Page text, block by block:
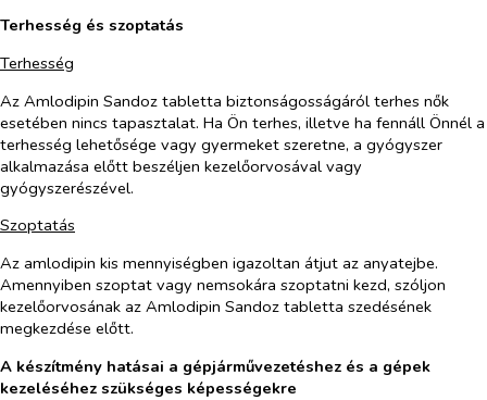
Terhesség és szoptatás
Terhesség
Az Amlodipin Sandoz tabletta biztonságosságáról terhes nők
esetében nincs tapasztalat. Ha Ön terhes, illetve ha fennáll Önnél a
terhesség lehetősége vagy gyermeket szeretne, a gyógyszer
alkalmazása előtt beszéljen kezelőorvosával vagy
gyógyszerészével.
Szoptatás
Az amlodipin kis mennyiségben igazoltan átjut az anyatejbe.
Amennyiben szoptat vagy nemsokára szoptatni kezd, szóljon
kezelőorvosának az Amlodipin Sandoz tabletta szedésének
megkezdése előtt.
A készítmény hatásai a gépjárművezetéshez és a gépek
kezeléséhez szükséges képességekre